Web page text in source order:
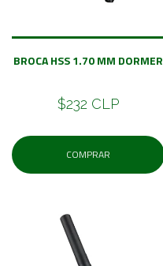
BROCA HSS 1.70 MM DORMER
$232 CLP
COMPRAR